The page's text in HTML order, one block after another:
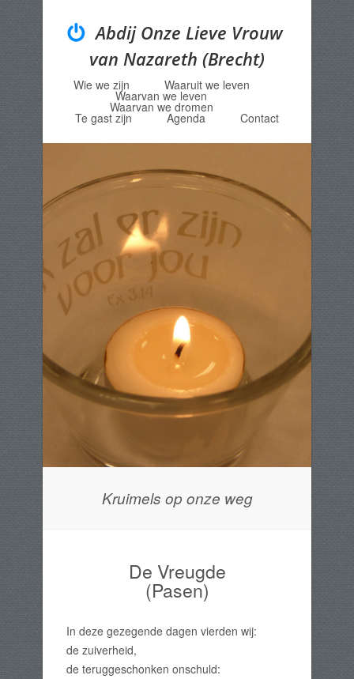
Abdij Onze Lieve Vrouw
van Nazareth (Brecht)
Menu
Skip to content
Wie we zijn Waaruit we leven
Waarvan we leven
Waarvan we dromen
Te gast zijn Agenda Contact
Kruimels op onze weg
De Vreugde
(Pasen)
In deze gezegende dagen vierden wij:
de zuiverheid,
de teruggeschonken onschuld: